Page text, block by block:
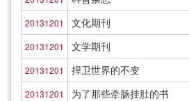
20131201 文化期刊
20131201 文学期刊
20131201 捍卫世界的不变
20131201 为了那些牵肠挂肚的书